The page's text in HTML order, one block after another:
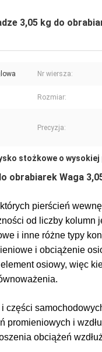
3,05 kg do
Nr wiersza:
Rozmiar:
Precyzja:
stożkowe o wysokiej
obrabiarek Waga
pierścień
od liczby kolumn
i inne różne typy
i obciążenie
osiowy, więc
części
promieniowych i
obciążeń